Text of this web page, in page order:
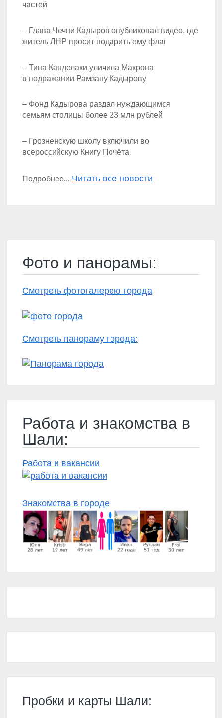
частей
– Глава Чечни Кадыров опубликовал видео, где
житель ЛНР просит подарить ему флаг
– Тина Канделаки уличила Макрона
в подражании Рамзану Кадырову
– Фонд Кадырова раздал нуждающимся
семьям столицы более 23 млн рублей
– Грозненскую школу включили во
всероссийскую Книгу Почёта
Подробнее... Читать все новости
Фото и панорамы:
Смотреть фотогалерею города
Смотреть панораму города:
Работа и знакомства в
Шали:
Работа и вакансии
Знакомства в городе
Пробки и карты Шали: